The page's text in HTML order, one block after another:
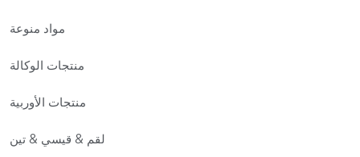
مواد منوعة
منتجات الوكالة
منتجات الأوربية
لقم & قيسي & تين